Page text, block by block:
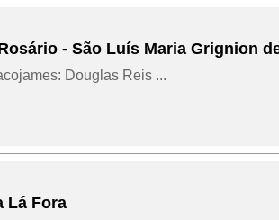
- São Luís Maria Grignion
Douglas Reis ...
Lá Fora